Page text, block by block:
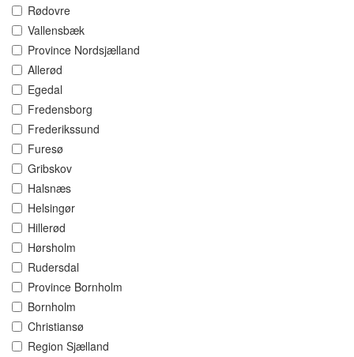
Rødovre
Vallensbæk
Province Nordsjælland
Allerød
Egedal
Fredensborg
Frederikssund
Furesø
Gribskov
Halsnæs
Helsingør
Hillerød
Hørsholm
Rudersdal
Province Bornholm
Bornholm
Christiansø
Region Sjælland